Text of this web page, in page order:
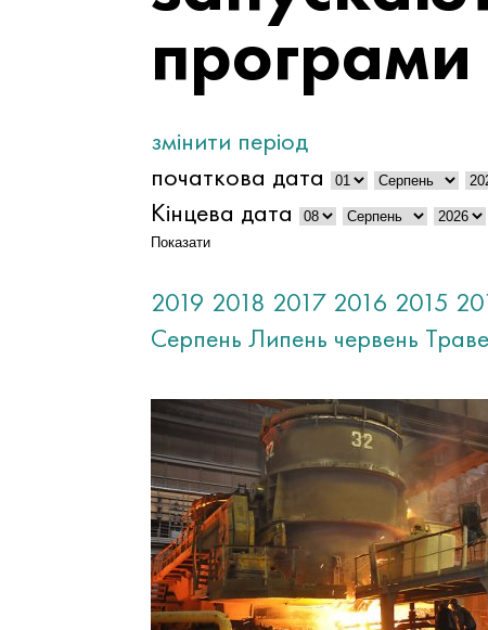
програми
змінити період
початкова дата
Кінцева дата
Показати
2019 2018 2017 2016 2015
Серпень Липень червень